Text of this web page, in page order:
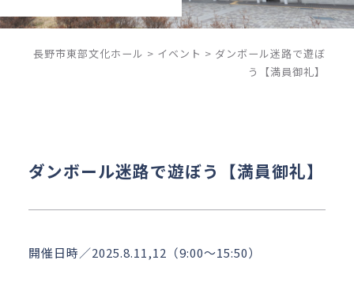
予約状況
アクセス
長野市東部文化ホール > イベント > ダンボール迷路で遊ぼ
う【満員御礼】
ダンボール迷路で遊ぼう【満員御礼】
開催日時／2025.8.11,12（9:00～15:50）